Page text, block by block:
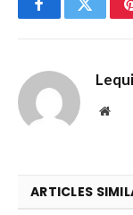
FacebookTwitter
ARTICLES